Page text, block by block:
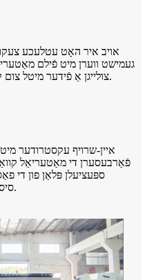
געמישט ווערן מיט פֿילם
צולייגן אַ פֿידער מיטל צום קאָמפּאַקטאָר פֿאַס גוף. קאַסטאַמייזד.
פֿאַרבעסערן די מאַטעריאַל
ספּעציעלן פּלאַן פון די
סיסטעם, קענען ענשור הויך פּראָדוקציע.